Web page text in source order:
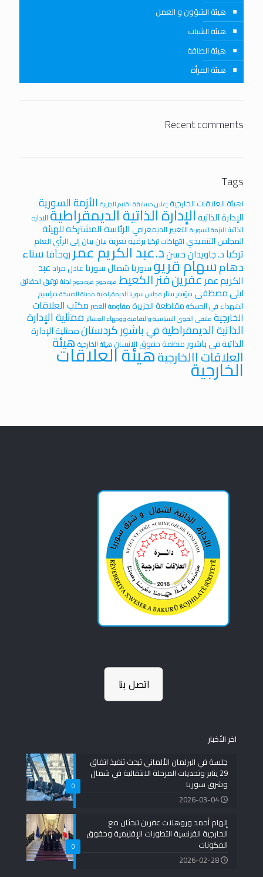
هيئة الشؤون و العمل
هيئة الشباب
هيئة الطاقة
هيئة المرأة
Recent comments
Tags
iهيئة العلاقات الخارجية إعلان مسابقة اقليم الجزيرة الأزمة السورية
الإدارة الذاتيةالإدارة الذاتية الديمقراطيةالادارة
الذاتية الازمة السوريةالتغيير الديمغرافي الرئاسة المشتركة للهيئة
المجلس التنفيذيانتهاكات تركيا برقية تعزيةبيان بيان إلى الرأي العام
تركياد. جاويدان حسند.عبد الكريم عمرروجآفاسناء
دهامسهام قريوسورياشمال سورياعادل مرادعبد
الكريم عمرعفرينفنر الكعيط قرة جوخ قره جوخ لجنة توثيق الحقائق
ليلى مصطفىمؤتمر ستار مجلس سوريا الديمقراطية مدينة الحسكة مراسيم
الشهداء في الحسكةمقاطعة الجزيرةمقاومة العصرمكتب العلاقات
الخارجية ملتقى القوى السياسية والثقافية ووجهاء العشائر ممثلية الإدارة
الذاتية الديمقراطية في باشور كردستانممثلية الإدارة
الذاتية في باشور منظمة حقوق الانسان هيئة الخارجية هيئة
العلاقات االخارجيةهيئة العلاقات الخارجية
اتصل بنا
اخر الأخبار
0
جلسة في البرلمان الألماني تبحث تنفيذ اتفاق
29 يناير وتحديات المرحلة الانتقالية في شمال
وشرق سوريا
2026-03-04
0
إلهام أحمد وروهلات عفرين تبحثان مع
الخارجية الفرنسية التطورات الإقليمية وحقوق
المكونات
2026-02-28